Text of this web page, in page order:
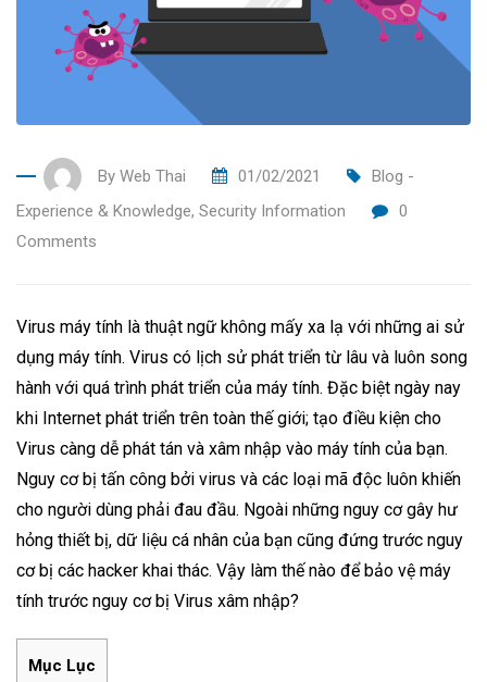
By Web Thai 01/02/2021
Blog -
Experience & Knowledge, Security Information
0
Comments
Virus máy tính là thuật ngữ không mấy xa lạ với những ai sử
dụng máy tính. Virus có lịch sử phát triển từ lâu và luôn song
hành với quá trình phát triển của máy tính. Đặc biệt ngày nay
khi Internet phát triển trên toàn thế giới; tạo điều kiện cho
Virus càng dễ phát tán và xâm nhập vào máy tính của bạn.
Nguy cơ bị tấn công bởi virus và các loại mã độc luôn khiến
cho người dùng phải đau đầu. Ngoài những nguy cơ gây hư
hỏng thiết bị, dữ liệu cá nhân của bạn cũng đứng trước nguy
cơ bị các hacker khai thác. Vậy làm thế nào để bảo vệ máy
tính trước nguy cơ bị Virus xâm nhập?
Mục Lục